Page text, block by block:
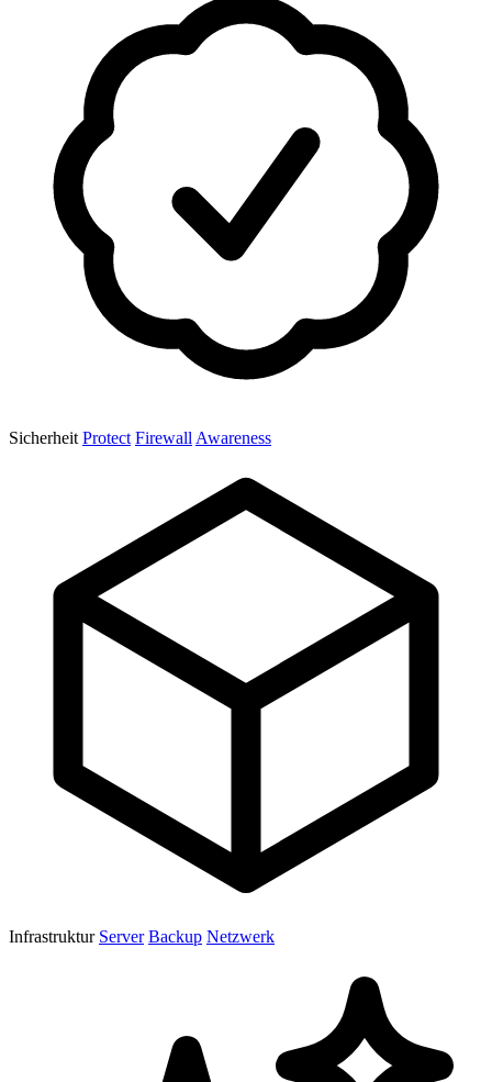
Sicherheit Protect Firewall Awareness
Infrastruktur Server Backup Netzwerk